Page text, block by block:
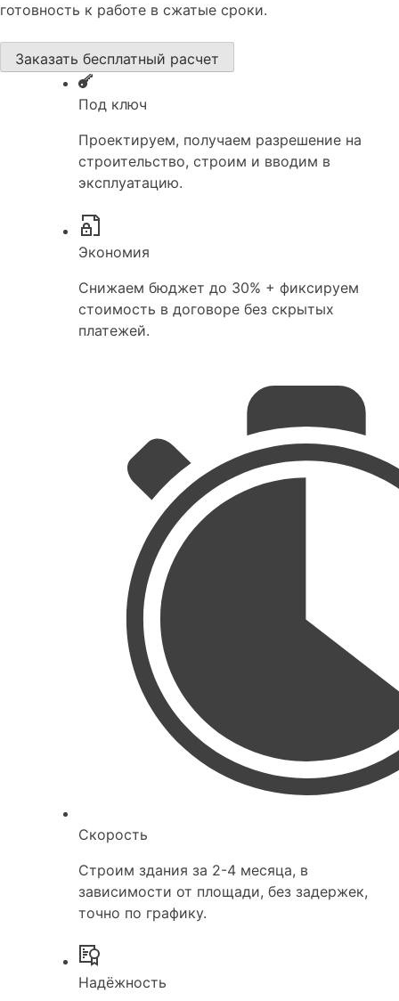
готовность к работе в сжатые сроки.
Заказать бесплатный расчет
Под ключ
Проектируем, получаем разрешение на
строительство, строим и вводим в
эксплуатацию.
Экономия
Снижаем бюджет до 30% + фиксируем
стоимость в договоре без скрытых
платежей.
Скорость
Строим здания за 2-4 месяца, в
зависимости от площади, без задержек,
точно по графику.
Надёжность